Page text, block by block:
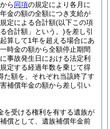
ら同項の規定により各月に
金の額の全額につき支給が
定による合計額(以下この項
合計額」という。)を差し引
算して1年を超える場合にあ
時金の額から全額停止期間
事故発生日における法定利
定する経過年数を乗じて得
た額を、それぞれ当該終了す
補償年金の額から差し引い
を受ける権利を有する遺族が
償として、遺族補償年金前